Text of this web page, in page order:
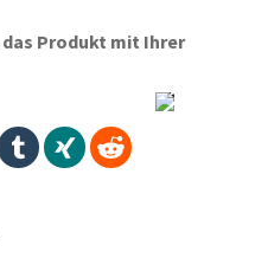
Produkt mit Ihrer